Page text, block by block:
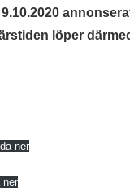
löper
ner
ner